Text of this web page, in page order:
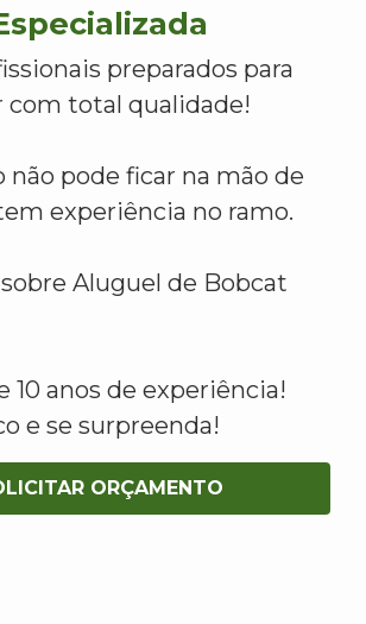
preparados para
com total qualidade!
não pode ficar na mão de
experiência no ramo.
Aluguel de Bobcat
10 anos de experiência!
e se surpreenda!
ORÇAMENTO